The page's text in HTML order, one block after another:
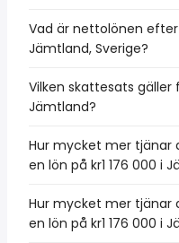
Vad är nettolönen efter
Jämtland, Sverige?
Vilken skattesats gäller
Jämtland?
Hur mycket mer tjänar
en lön på kr1 176 000 i
Hur mycket mer tjänar
en lön på kr1 176 000 i